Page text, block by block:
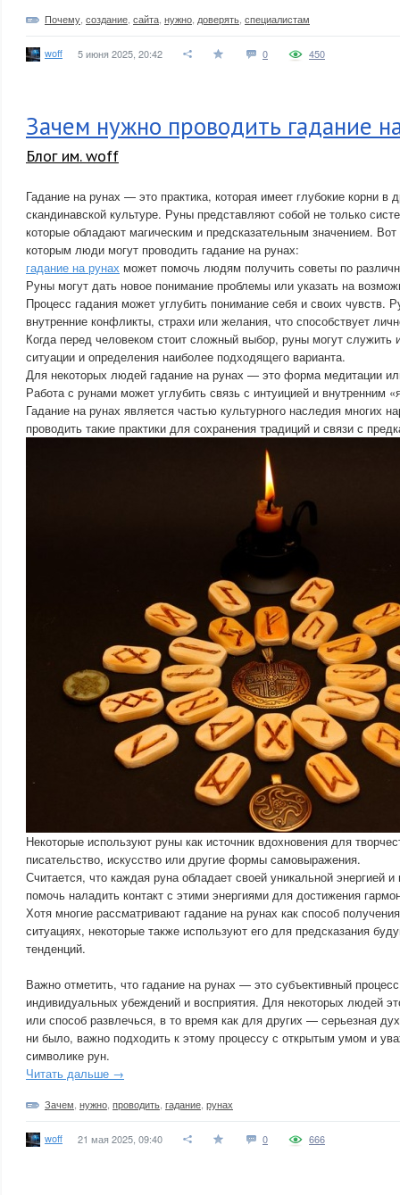
Почему создание сайта нужно доверять специалистам
woff 5 июня 2025, 20:42 0 450
Зачем нужно проводить гадание
Блог им. woff
Гадание на рунах — это практика, которая имеет глубокие корни в
скандинавской культуре. Руны представляют собой не только
которые обладают магическим и предсказательным значением. Вот
которым люди могут проводить гадание на рунах:
гадание на рунах может помочь людям получить советы по
Руны могут дать новое понимание проблемы или указать на
Процесс гадания может углубить понимание себя и своих чувств.
внутренние конфликты, страхи или желания, что способствует
Когда перед человеком стоит сложный выбор, руны могут служить
ситуации и определения наиболее подходящего варианта.
Для некоторых людей гадание на рунах — это форма медитации
Работа с рунами может углубить связь с интуицией и внутренним
Гадание на рунах является частью культурного наследия многих
проводить такие практики для сохранения традиций и связи с
Некоторые используют руны как источник вдохновения для
писательство, искусство или другие формы самовыражения.
Считается, что каждая руна обладает своей уникальной энергией
помочь наладить контакт с этими энергиями для достижения
Хотя многие рассматривают гадание на рунах как способ
ситуациях, некоторые также используют его для предсказания
тенденций.
Важно отметить, что гадание на рунах — это субъективный
индивидуальных убеждений и восприятия. Для некоторых людей
или способ развлечься, в то время как для других — серьезная
ни было, важно подходить к этому процессу с открытым умом и
символике рун.
Читать дальше →
Зачем нужно проводить гадание рунах
woff 21 мая 2025, 09:40 0 666